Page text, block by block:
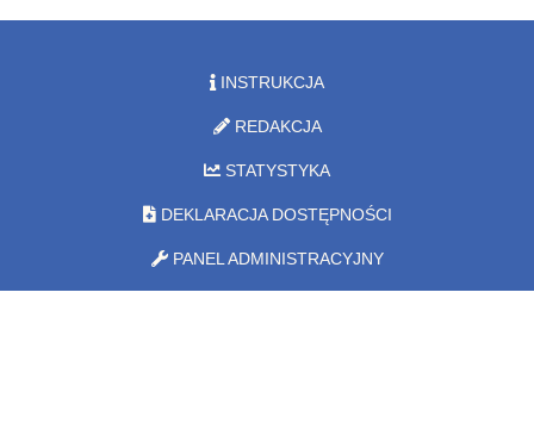
INSTRUKCJA
REDAKCJA
STATYSTYKA
DEKLARACJA DOSTĘPNOŚCI
PANEL ADMINISTRACYJNY